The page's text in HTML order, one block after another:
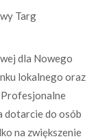
Targ
dla Nowego
lokalnego oraz
Profesjonalne
dotarcie do osób
na zwiększenie